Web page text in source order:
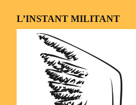
L’INSTANT MILITANT